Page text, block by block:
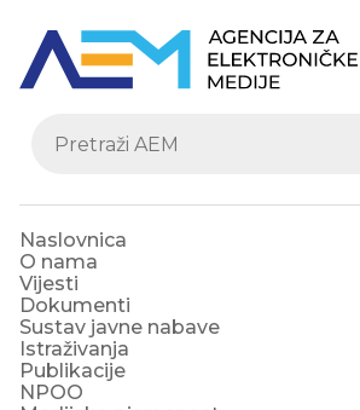
Naslovnica
O nama
Vijesti
Dokumenti
Sustav javne nabave
Istraživanja
Publikacije
NPOO